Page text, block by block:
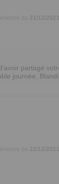
du 21/12/2021
partagé
journée,